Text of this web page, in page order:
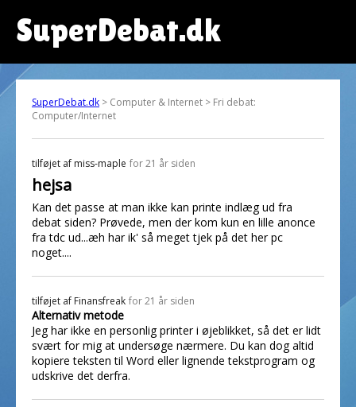
SuperDebat.dk
SuperDebat.dk > Computer & Internet > Fri debat:
Computer/Internet
tilføjet af miss-maple for 21 år siden
hejsa
Kan det passe at man ikke kan printe indlæg ud fra
debat siden? Prøvede, men der kom kun en lille anonce
fra tdc ud...æh har ik' så meget tjek på det her pc
noget....
tilføjet af Finansfreak for 21 år siden
Alternativ metode
Jeg har ikke en personlig printer i øjeblikket, så det er lidt
svært for mig at undersøge nærmere. Du kan dog altid
kopiere teksten til Word eller lignende tekstprogram og
udskrive det derfra.